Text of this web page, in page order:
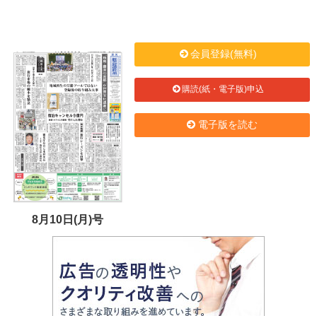
8月10日(月)号
会員登録(無料)
購読(紙・電子版)申込
電子版を読む